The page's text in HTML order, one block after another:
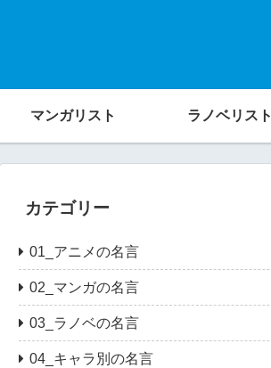
マンガリスト ラノベリスト
カテゴリー
01_アニメの名言
02_マンガの名言
03_ラノベの名言
04_キャラ別の名言